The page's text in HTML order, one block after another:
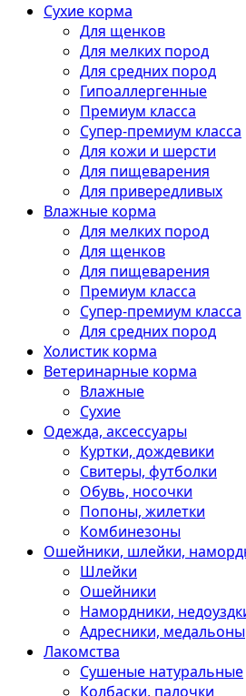
Сухие корма
Для щенков
Для мелких пород
Для средних пород
Гипоаллергенные
Премиум класса
Супер-премиум класса
Для кожи и шерсти
Для пищеварения
Для привередливых
Влажные корма
Для мелких пород
Для щенков
Для пищеварения
Премиум класса
Супер-премиум класса
Для средних пород
Холистик корма
Ветеринарные корма
Влажные
Сухие
Одежда, аксессуары
Куртки, дождевики
Свитеры, футболки
Обувь, носочки
Попоны, жилетки
Комбинезоны
Ошейники, шлейки,
Шлейки
Ошейники
Намордники,
Адресники, медальоны
Лакомства
Сушеные натуральные
Колбаски, палочки